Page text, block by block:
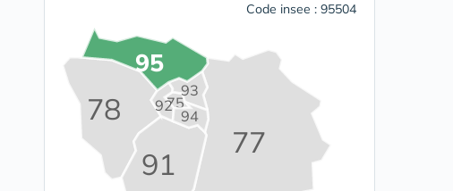
Code insee : 95504
75
77
78
91
92
93
94
95